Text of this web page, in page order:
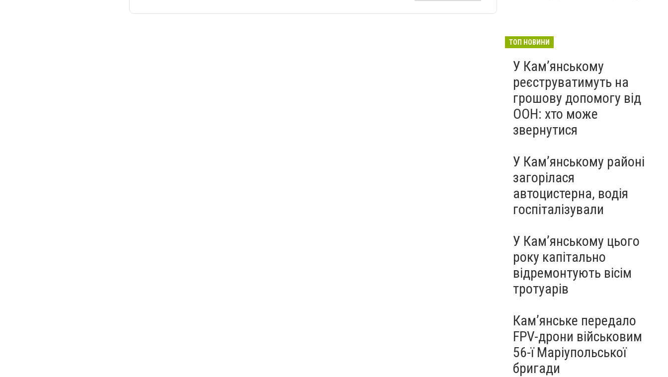
ТОП НОВИНИ
У Кам’янському
реєструватимуть на
грошову допомогу від
ООН: хто може
звернутися
У Кам’янському районі
загорілася
автоцистерна, водія
госпіталізували
У Кам’янському цього
року капітально
відремонтують вісім
тротуарів
Кам’янське передало
FPV-дрони військовим
56-ї Маріупольської
бригади